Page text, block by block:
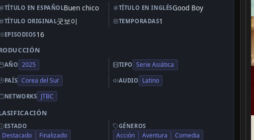
TÍTULO EN ESPAÑOLBuen chico TÍTULO EN INGLÉSGood Boy
TÍTULO ORIGINAL굿보이 TEMPORADAS1
EPISODIOS16
AÑO 2025 TIPO Serie Asiática
PAÍS Corea del Sur AUDIO Latino
NETWORKS JTBC
ESTADO
Destacado
Finalizado
GÉNEROS
Acción Aventura
Comedia